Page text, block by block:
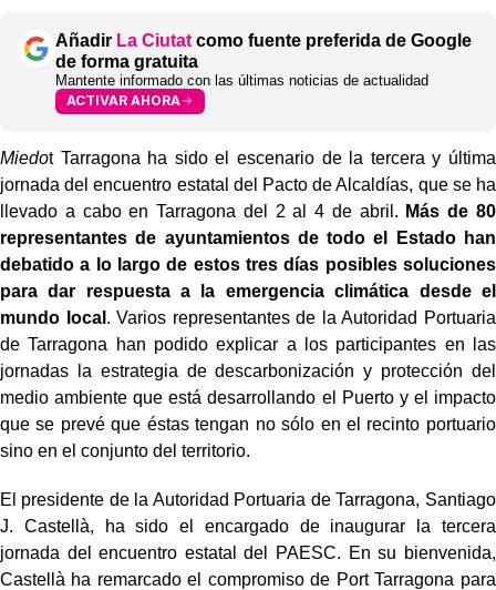
Añadir La Ciutat como fuente preferida de Google
de forma gratuita
Mantente informado con las últimas noticias de actualidad
ACTIVAR AHORA
Miedot Tarragona ha sido el escenario de la tercera y última
jornada del encuentro estatal del Pacto de Alcaldías, que se ha
llevado a cabo en Tarragona del 2 al 4 de abril. Más de 80
representantes de ayuntamientos de todo el Estado han
debatido a lo largo de estos tres días posibles soluciones
para dar respuesta a la emergencia climática desde el
mundo local . Varios representantes de la Autoridad Portuaria
de Tarragona han podido explicar a los participantes en las
jornadas la estrategia de descarbonización y protección del
medio ambiente que está desarrollando el Puerto y el impacto
que se prevé que éstas tengan no sólo en el recinto portuario
sino en el conjunto del territorio.
El presidente de la Autoridad Portuaria de Tarragona, Santiago
J. Castellà, ha sido el encargado de inaugurar la tercera
jornada del encuentro estatal del PAESC. En su bienvenida,
Castellà ha remarcado el compromiso de Port Tarragona para